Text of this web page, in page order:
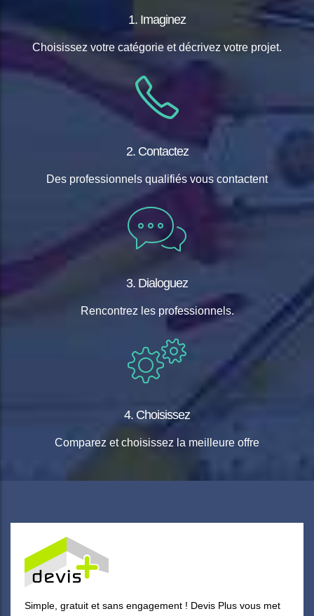
1. Imaginez
Choisissez votre catégorie et décrivez votre projet.
2. Contactez
Des professionnels qualifiés vous contactent
3. Dialoguez
Rencontrez les professionnels.
4. Choisissez
Comparez et choisissez la meilleure offre
Simple, gratuit et sans engagement ! Devis Plus vous met